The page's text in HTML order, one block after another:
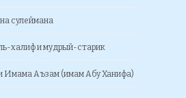
сулеймана
халиф и мудрый-старик
Имама Аъзам (имам Абу Ханифа)